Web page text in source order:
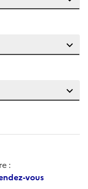
:
vous